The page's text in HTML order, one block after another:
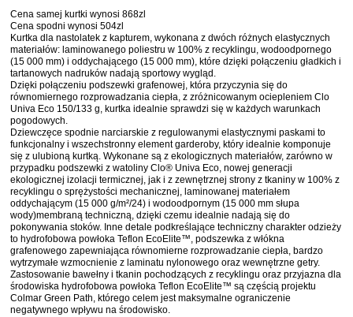
Cena samej kurtki wynosi 868zl
Cena spodni wynosi 504zl
Kurtka dla nastolatek z kapturem, wykonana z dwóch różnych elastycznych
materiałów: laminowanego poliestru w 100% z recyklingu, wodoodpornego
(15 000 mm) i oddychającego (15 000 mm), które dzięki połączeniu gładkich i
tartanowych nadruków nadają sportowy wygląd.
Dzięki połączeniu podszewki grafenowej, która przyczynia się do
równomiernego rozprowadzania ciepła, z zróżnicowanym ociepleniem Clo
Univa Eco 150/133 g, kurtka idealnie sprawdzi się w każdych warunkach
pogodowych.
Dziewczęce spodnie narciarskie z regulowanymi elastycznymi paskami to
funkcjonalny i wszechstronny element garderoby, który idealnie komponuje
się z ulubioną kurtką. Wykonane są z ekologicznych materiałów, zarówno w
przypadku podszewki z watoliny Clo® Univa Eco, nowej generacji
ekologicznej izolacji termicznej, jak i z zewnętrznej strony z tkaniny w 100% z
recyklingu o sprężystości mechanicznej, laminowanej materiałem
oddychającym (15 000 g/m²/24) i wodoodpornym (15 000 mm słupa
wody)membraną techniczną, dzięki czemu idealnie nadają się do
pokonywania stoków. Inne detale podkreślające techniczny charakter odzieży
to hydrofobowa powłoka Teflon EcoElite™, podszewka z włókna
grafenowego zapewniająca równomierne rozprowadzanie ciepła, bardzo
wytrzymałe wzmocnienie z laminatu nylonowego oraz wewnętrzne getry.
Zastosowanie bawełny i tkanin pochodzących z recyklingu oraz przyjazna dla
środowiska hydrofobowa powłoka Teflon EcoElite™ są częścią projektu
Colmar Green Path, którego celem jest maksymalne ograniczenie
negatywnego wpływu na środowisko.